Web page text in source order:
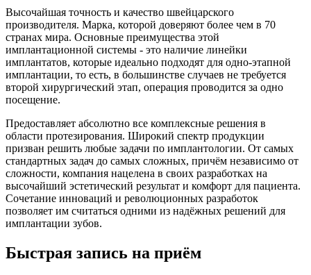
Высочайшая точность и качество швейцарского
производителя. Марка, которой доверяют более чем в 70
странах мира. Основные преимущества этой
имплантационной системы - это наличие линейки
имплантатов, которые идеально подходят для одно-этапной
имплантации, то есть, в большинстве случаев не требуется
второй хирургический этап, операция проводится за одно
посещение.
Предоставляет абсолютно все комплексные решения в
области протезирования. Широкий спектр продукции
призван решить любые задачи по имплантологии. От самых
стандартных задач до самых сложных, причём независимо от
сложности, компания нацелена в своих разработках на
высочайший эстетический результат и комфорт для пациента.
Сочетание инноваций и революционных разработок
позволяет им считаться одними из надёжных решений для
имплантации зубов.
Быстрая запись на приём